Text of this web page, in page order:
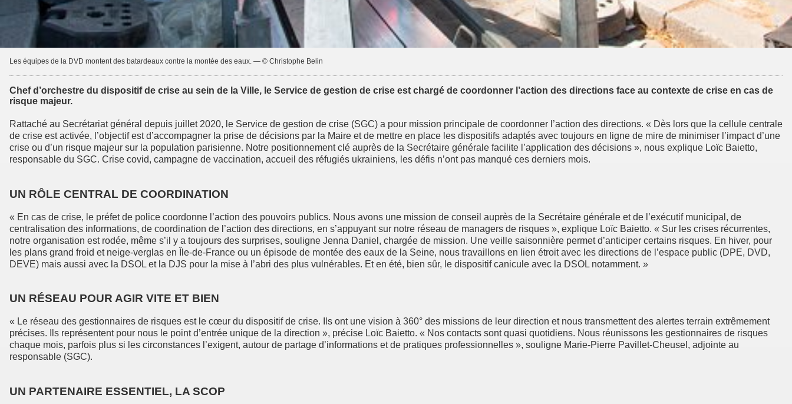
Les équipes de la DVD montent des batardeaux contre la montée des eaux. — © Christophe Belin
Chef d’orchestre du dispositif de crise au sein de la Ville, le Service de gestion de crise est chargé de coordonner l’action des directions face au contexte de crise en cas de
risque majeur.
Rattaché au Secrétariat général depuis juillet 2020, le Service de gestion de crise (SGC) a pour mission principale de coordonner l’action des directions. « Dès lors que la cellule centrale
de crise est activée, l’objectif est d’accompagner la prise de décisions par la Maire et de mettre en place les dispositifs adaptés avec toujours en ligne de mire de minimiser l’impact d’une
crise ou d’un risque majeur sur la population parisienne. Notre positionnement clé auprès de la Secrétaire générale facilite l’application des décisions », nous explique Loïc Baietto,
responsable du SGC. Crise covid, campagne de vaccination, accueil des réfugiés ukrainiens, les défis n’ont pas manqué ces derniers mois.
UN RÔLE CENTRAL DE COORDINATION
« En cas de crise, le préfet de police coordonne l’action des pouvoirs publics. Nous avons une mission de conseil auprès de la Secrétaire générale et de l’exécutif municipal, de
centralisation des informations, de coordination de l’action des directions, en s’appuyant sur notre réseau de managers de risques », explique Loïc Baietto. « Sur les crises récurrentes,
notre organisation est rodée, même s’il y a toujours des surprises, souligne Jenna Daniel, chargée de mission. Une veille saisonnière permet d’anticiper certains risques. En hiver, pour
les plans grand froid et neige-verglas en Île-de-France ou un épisode de montée des eaux de la Seine, nous travaillons en lien étroit avec les directions de l’espace public (DPE, DVD,
DEVE) mais aussi avec la DSOL et la DJS pour la mise à l’abri des plus vulnérables. Et en été, bien sûr, le dispositif canicule avec la DSOL notamment. »
UN RÉSEAU POUR AGIR VITE ET BIEN
« Le réseau des gestionnaires de risques est le cœur du dispositif de crise. Ils ont une vision à 360° des missions de leur direction et nous transmettent des alertes terrain extrêmement
précises. Ils représentent pour nous le point d’entrée unique de la direction », précise Loïc Baietto. « Nos contacts sont quasi quotidiens. Nous réunissons les gestionnaires de risques
chaque mois, parfois plus si les circonstances l’exigent, autour de partage d’informations et de pratiques professionnelles », souligne Marie-Pierre Pavillet-Cheusel, adjointe au
responsable (SGC).
UN PARTENAIRE ESSENTIEL, LA SCOP